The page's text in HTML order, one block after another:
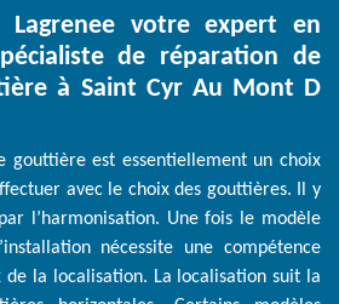
Lagrenee votre expert en
de réparation de
à Saint Cyr Au Mont D
gouttière est essentiellement un choix
avec le choix des gouttières. Il y
l’harmonisation. Une fois le modèle
nécessite une compétence
de la localisation. La localisation suit la